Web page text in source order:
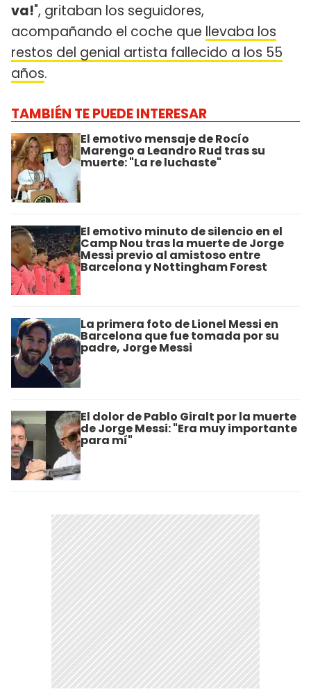
va!", gritaban los seguidores,
acompañando el coche que llevaba los
restos del genial artista fallecido a los 55
años.
TAMBIÉN TE PUEDE INTERESAR
El emotivo mensaje de Rocío
Marengo a Leandro Rud tras su
muerte: "La re luchaste"
El emotivo minuto de silencio en el
Camp Nou tras la muerte de Jorge
Messi previo al amistoso entre
Barcelona y Nottingham Forest
La primera foto de Lionel Messi en
Barcelona que fue tomada por su
padre, Jorge Messi
El dolor de Pablo Giralt por la muerte
de Jorge Messi: "Era muy importante
para mí"